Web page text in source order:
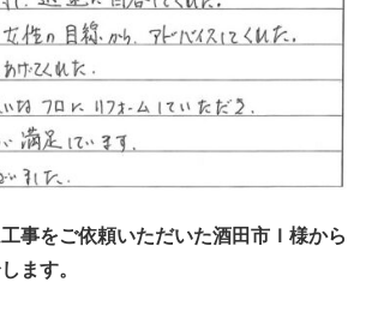
事をご依頼いただいた酒田市Ｉ様から
ます。